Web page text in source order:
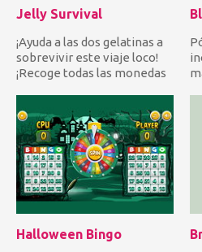
Jelly Survival
¡Ayuda a las dos gelatinas a
sobrevivir este viaje loco!
¡Recoge todas las monedas
Halloween Bingo